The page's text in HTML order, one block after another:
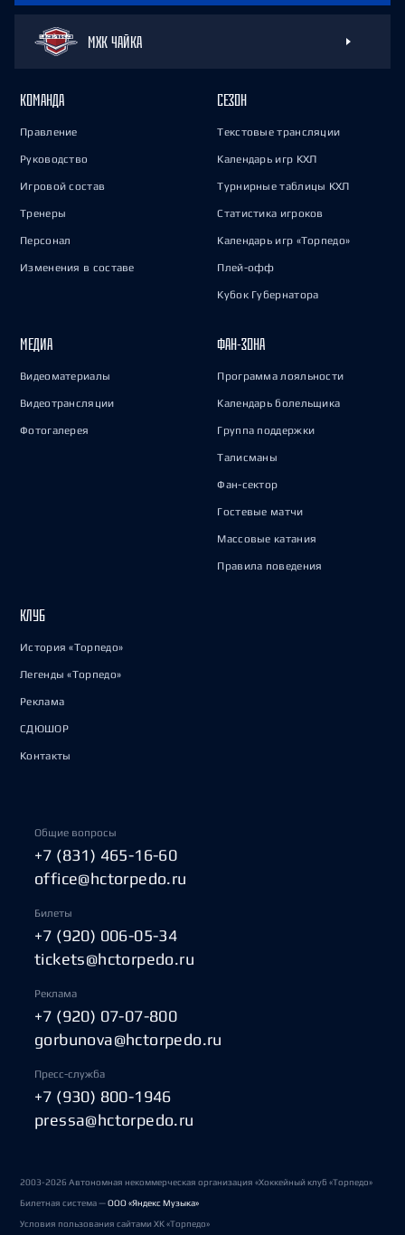
МХК ЧАЙКА
КОМАНДА
Правление
Руководство
Игровой состав
Тренеры
Персонал
Изменения в составе
СЕЗОН
Текстовые трансляции
Календарь игр КХЛ
Турнирные таблицы КХЛ
Статистика игроков
Календарь игр «Торпедо»
Плей-офф
Кубок Губернатора
МЕДИА
Видеоматериалы
Видеотрансляции
Фотогалерея
ФАН-ЗОНА
Программа лояльности
Календарь болельщика
Группа поддержки
Талисманы
Фан-сектор
Гостевые матчи
Массовые катания
Правила поведения
КЛУБ
История «Торпедо»
Легенды «Торпедо»
Реклама
СДЮШОР
Контакты
Общие вопросы
+7 (831) 465-16-60
office@hctorpedo.ru
Билеты
+7 (920) 006-05-34
tickets@hctorpedo.ru
Реклама
+7 (920) 07-07-800
gorbunova@hctorpedo.ru
Пресс-служба
+7 (930) 800-1946
pressa@hctorpedo.ru
2003-2026 Автономная некоммерческая организация «Хоккейный клуб «Торпедо»
Билетная система —ООО «Яндекс Музыка»
Условия пользования сайтами ХК «Торпедо»